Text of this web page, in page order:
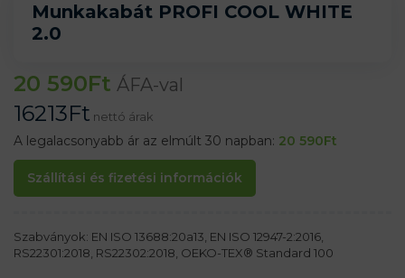
Munkakabát PROFI COOL WHITE
2.0
20 590Ft ÁFA-val
16213Ft nettó árak
A legalacsonyabb ár az elmúlt 30 napban: 20 590Ft
Szállítási és fizetési információk
Szabványok: EN ISO 13688:20a13, EN ISO 12947-2:2016,
RS22301:2018, RS22302:2018, OEKO-TEX® Standard 100